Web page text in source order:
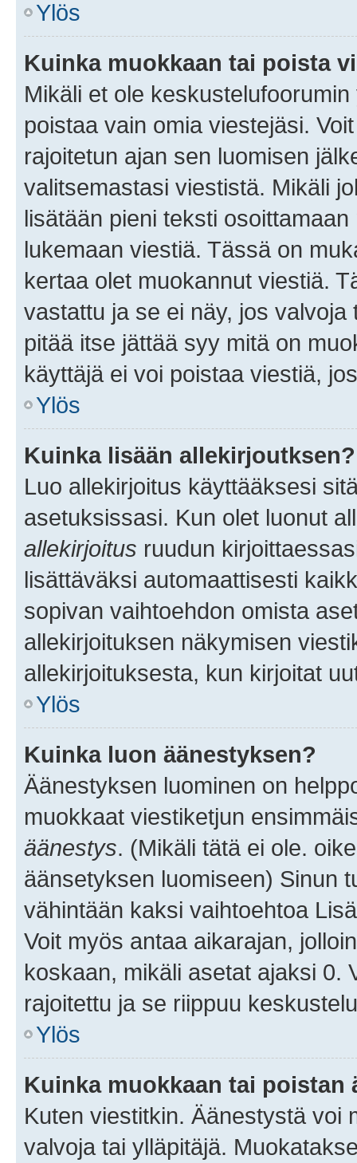
Ylös
Kuinka muokkaan tai poista
Mikäli et ole
poistaa vain omia viestejäsi.
rajoitetun ajan sen luomisen
valitsemastasi viestistä. Mikäli
lisätään pieni teksti
lukemaan viestiä. Tässä on
kertaa olet muokannut viestiä.
vastattu ja se ei näy, jos
pitää itse jättää syy mitä on
käyttäjä ei voi poistaa viestiä,
Ylös
Kuinka lisään allekirjoutksen?
Luo allekirjoitus käyttääksesi
asetuksissasi. Kun olet luonut
allekirjoitus ruudun
lisättäväksi automaattisesti
sopivan vaihtoehdon omista
allekirjoituksen näkymisen
allekirjoituksesta, kun kirjoitat
Ylös
Kuinka luon äänestyksen?
Äänestyksen luominen on
muokkaat viestiketjun
äänestys. (Mikäli tätä ei ole.
äänsetyksen luomiseen) Sinun
vähintään kaksi vaihtoehtoa
Voit myös antaa aikarajan,
koskaan, mikäli asetat ajaksi 0.
rajoitettu ja se riippuu
Ylös
Kuinka muokkaan tai poistan
Kuten viestitkin. Äänestystä voi
valvoja tai ylläpitäjä.